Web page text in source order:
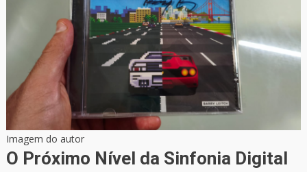
Imagem do autor
O Próximo Nível da Sinfonia Digital